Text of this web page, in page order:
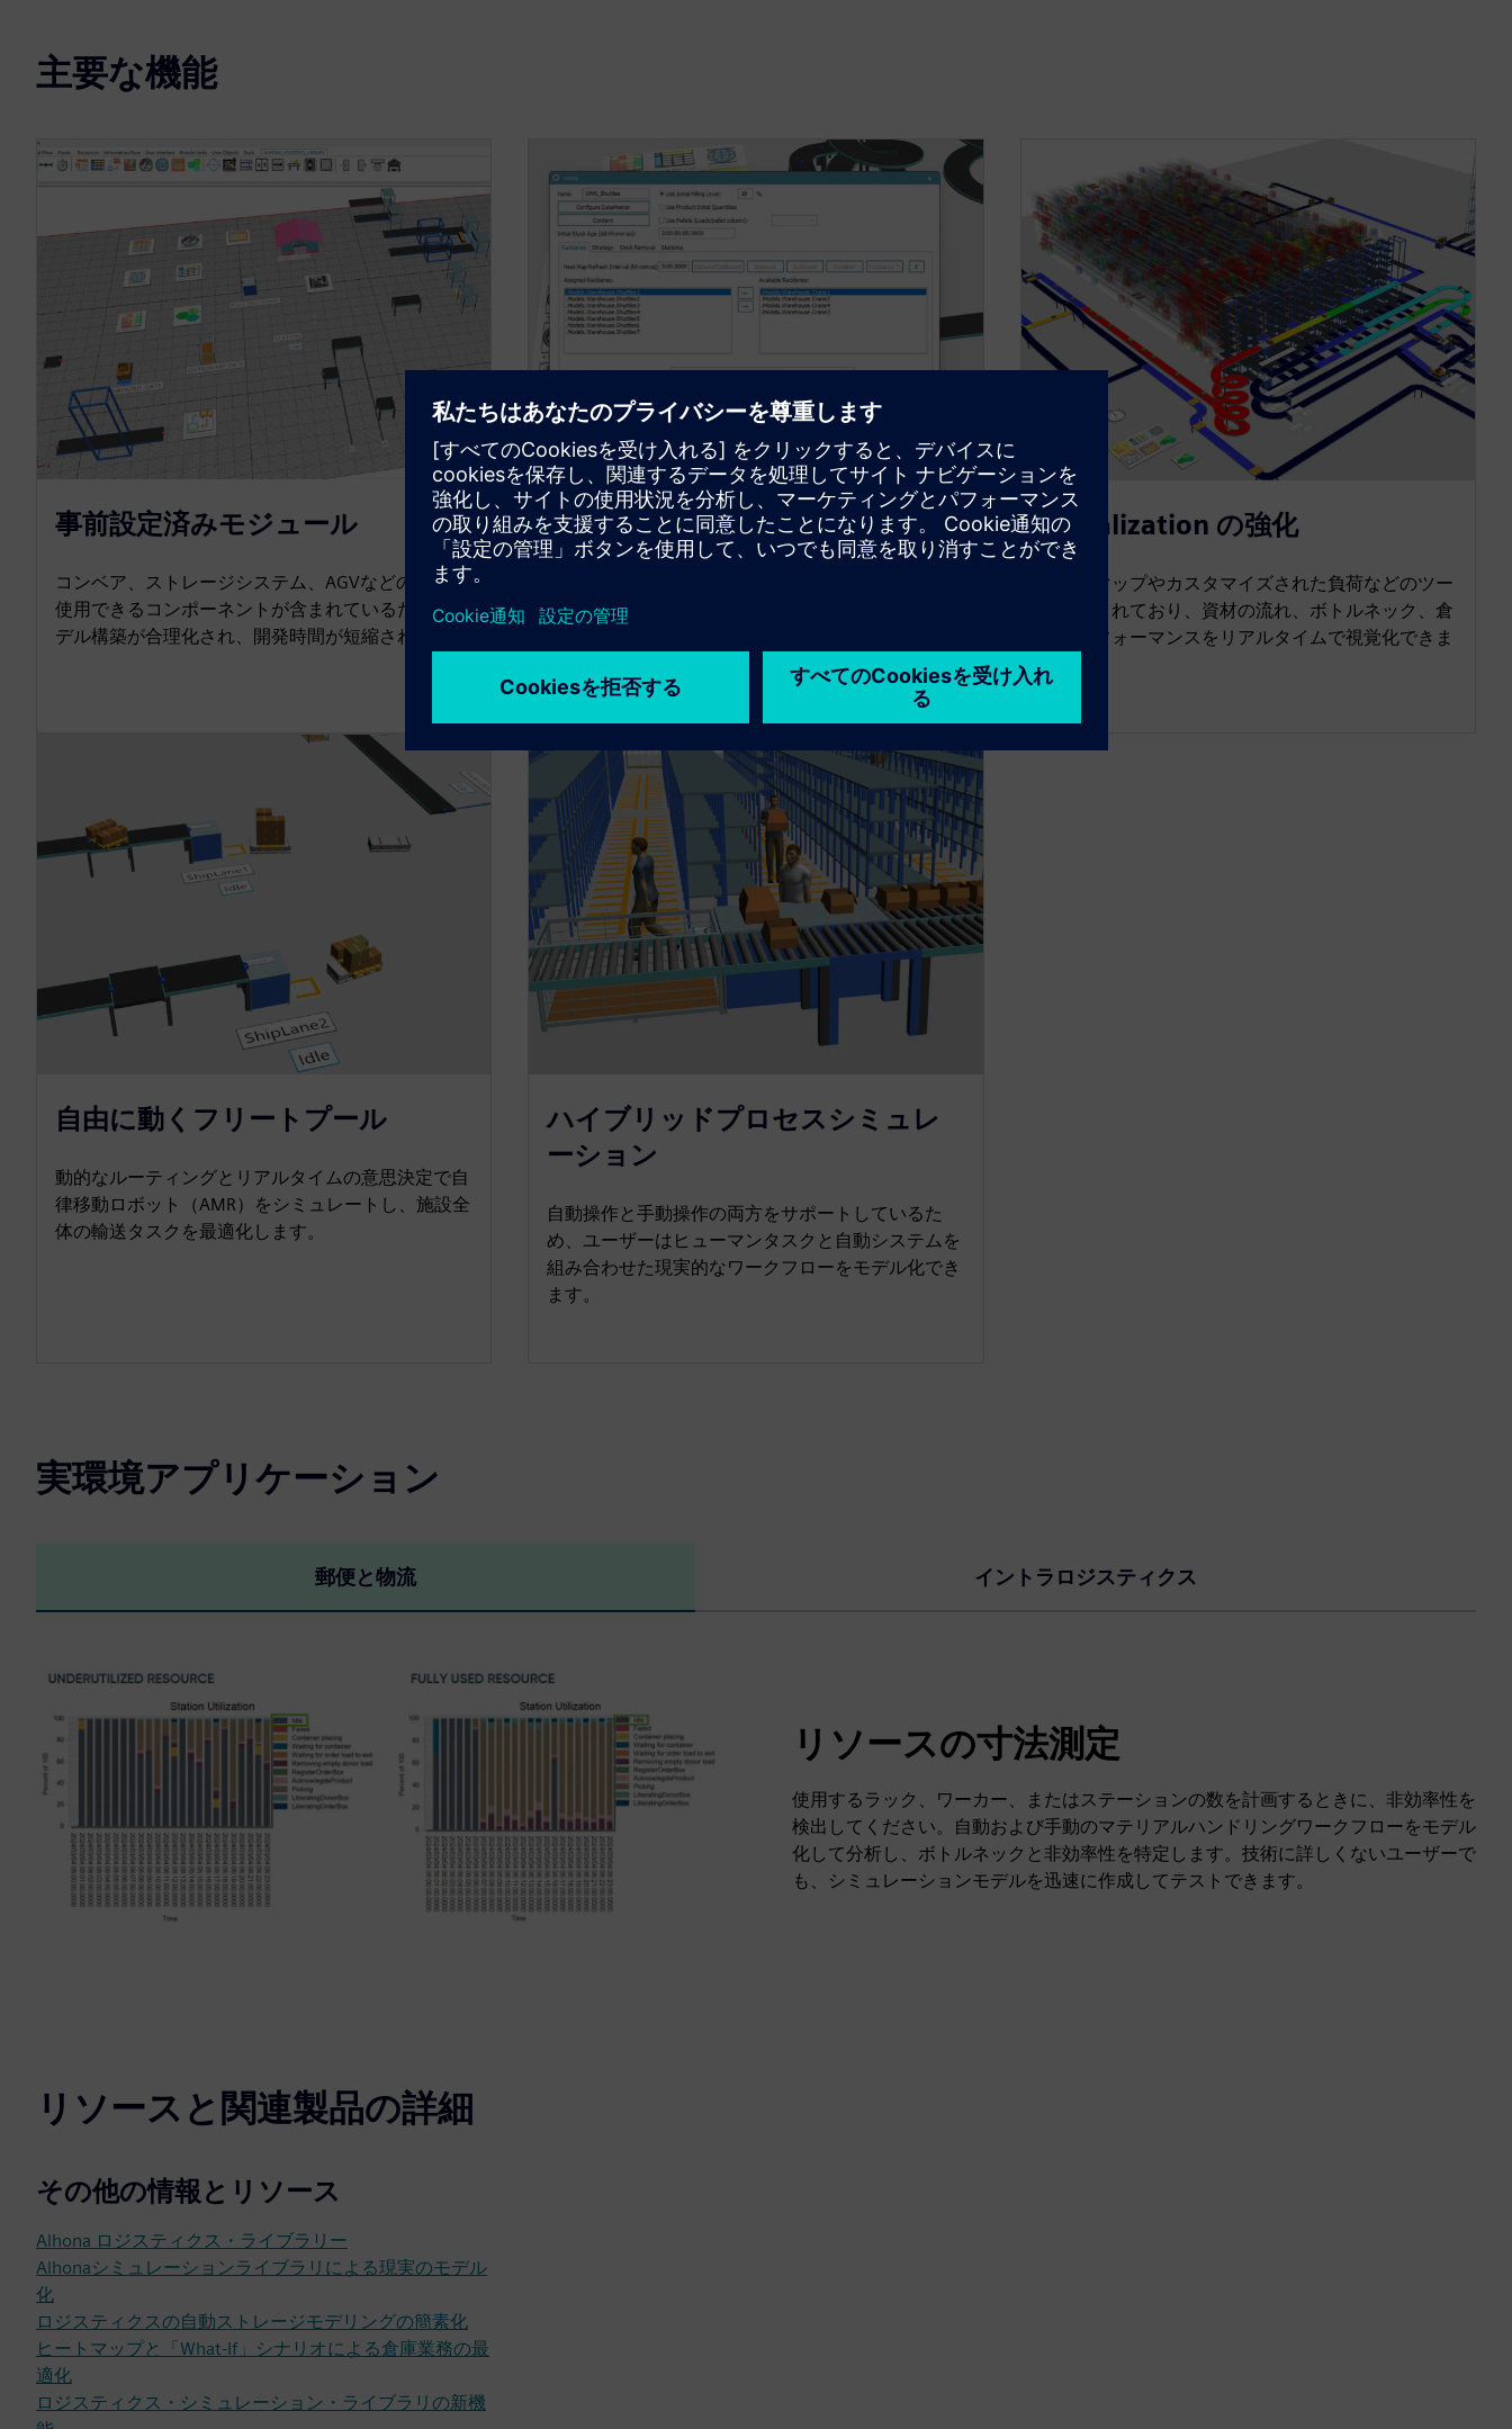
主要な機能
事前設定済みモジュール
コンベア、ストレージシステム、AGVなどのすぐに
使用できるコンポーネントが含まれているため、モ
デル構築が合理化され、開発時間が短縮されます。
パラメトリック構成
で、モデル全体を再プログラミングしなくてもシナ
Visualization の強化
ヒートマップやカスタマイズされた負荷などのツー
ルが含まれており、資材の流れ、ボトルネック、倉
庫のパフォーマンスをリアルタイムで視覚化できま
す。
自由に動くフリートプール
動的なルーティングとリアルタイムの意思決定で自
律移動ロボット（AMR）をシミュレートし、施設全
体の輸送タスクを最適化します。
ハイブリッドプロセスシミュレ
ーション
自動操作と手動操作の両方をサポートしているた
め、ユーザーはヒューマンタスクと自動システムを
組み合わせた現実的なワークフローをモデル化でき
ます。
実環境アプリケーション
郵便と物流 イントラロジスティクス
リソースの寸法測定
使用するラック、ワーカー、またはステーションの数を計画するときに、非効率性を
検出してください。自動および手動のマテリアルハンドリングワークフローをモデル
化して分析し、ボトルネックと非効率性を特定します。技術に詳しくないユーザーで
も、シミュレーションモデルを迅速に作成してテストできます。
リソースと関連製品の詳細
その他の情報とリソース
Alhona ロジスティクス・ライブラリー
Alhonaシミュレーションライブラリによる現実のモデル
化
ロジスティクスの自動ストレージモデリングの簡素化
ヒートマップと「What-If」シナリオによる倉庫業務の最
適化
ロジスティクス・シミュレーション・ライブラリの新機